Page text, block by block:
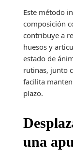
Este método
composición
contribuye a
huesos y
estado de
rutinas, junto
facilita
plazo.
una